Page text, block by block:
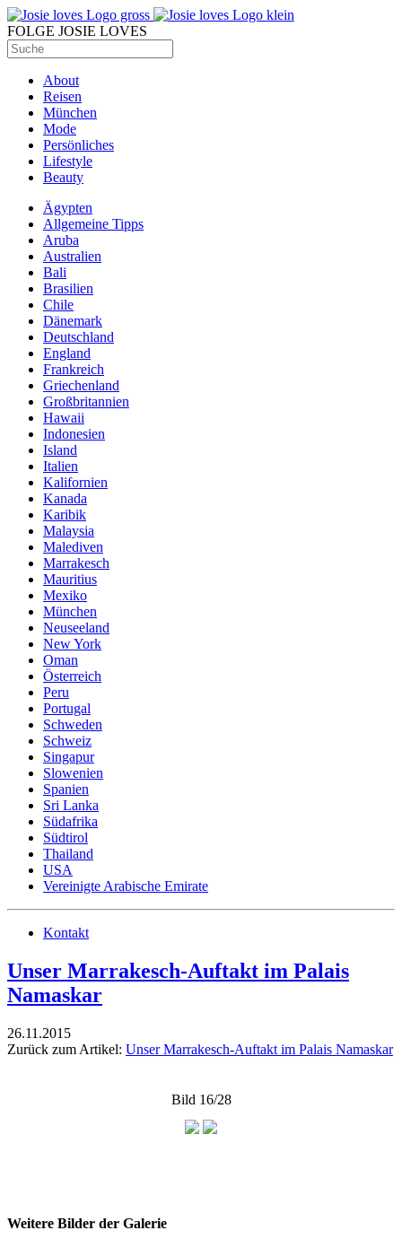
FOLGE JOSIE LOVES
About
Reisen
München
Mode
Persönliches
Lifestyle
Beauty
Ägypten
Allgemeine Tipps
Aruba
Australien
Bali
Brasilien
Chile
Dänemark
Deutschland
England
Frankreich
Griechenland
Großbritannien
Hawaii
Indonesien
Island
Italien
Kalifornien
Kanada
Karibik
Malaysia
Malediven
Marrakesch
Mauritius
Mexiko
München
Neuseeland
New York
Oman
Österreich
Peru
Portugal
Schweden
Schweiz
Singapur
Slowenien
Spanien
Sri Lanka
Südafrika
Südtirol
Thailand
USA
Vereinigte Arabische Emirate
Kontakt
Unser Marrakesch-Auftakt im Palais
Namaskar
26.11.2015
Zurück zum Artikel: Unser Marrakesch-Auftakt im Palais Namaskar
Bild 16/28
Weitere Bilder der Galerie